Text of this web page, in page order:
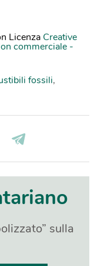
Licenza Creative
commerciale -
fossili,
sulla